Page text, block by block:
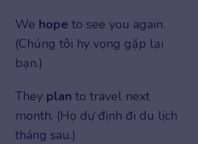
We hope to see you again.
(Chúng tôi hy vọng gặp lại
bạn.)
They plan to travel next
month. (Họ dự định đi du lịch
tháng sau.)